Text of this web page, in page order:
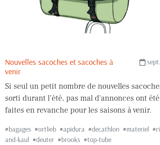
Nouvelles sacoches et sacoches à
venir
Si seul un petit nombre de nouvelles
sorti durant l’été, pas mal d'annonces ont été
faites en revanche pour les saisons à venir.
#bagages #ortlieb #apidura #decathlon #materiel #
and-kaul #deuter #brooks #top-tube